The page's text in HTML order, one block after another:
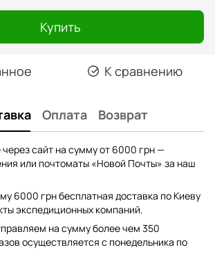
Купить
К сравнению
Оплата Возврат
сайт на сумму от 6000 грн —
или почтоматы «Новой Почты» за наш
6000 грн бесплатная доставка по Киеву
экспедиционных компаний.
на сумму более чем 350
осуществляется с понедельника по